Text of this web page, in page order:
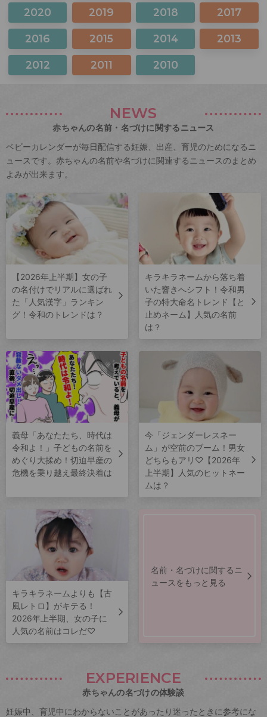
2020 2019 2018 2017
2016 2015 2014 2013
2012 2011 2010
NEWS
赤ちゃんの名前・名づけに関するニュース
ベビーカレンダーが毎日配信する妊娠、出産、育児のためになるニ
ュースです。赤ちゃんの名前や名づけに関連するニュースのまとめ
よみが出来ます。
【2026年上半期】女の子
の名付けでリアルに選ばれ
た「人気漢字」ランキン
グ！令和のトレンドは？
キラキラネームから落ち着
いた響きへシフト！令和男
子の特大命名トレンド【と
止めネーム】人気の名前
は？
義母「あなたたち、時代は
令和よ！」子どもの名前を
めぐり大揉め！切迫早産の
危機を乗り越え最終決着は
今「ジェンダーレスネー
ム」が空前のブーム！男女
どちらもアリ♡【2026年
上半期】人気のヒットネー
ムは？
キラキラネームよりも【古
風レトロ】がキテる！
2026年上半期、女の子に
人気の名前はコレだ♡
名前・名づけに関するニ
ュースをもっと見る
EXPERIENCE
赤ちゃんの名づけの体験談
妊娠中、育児中にわからないことがあったり迷ったときに参考にな